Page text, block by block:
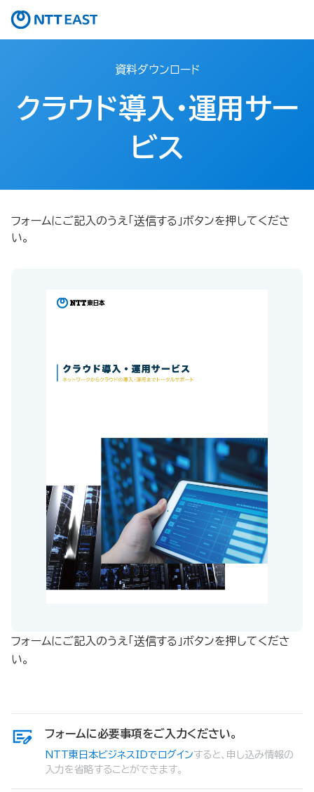
資料ダウンロード
クラウド導入・運用サー
ビス
フォームにご記入のうえ「送信する」ボタンを押してくださ
い。
フォームにご記入のうえ「送信する」ボタンを押してくださ
い。
フォームに必要事項をご入力ください。
NTT東日本ビジネスIDでログインすると、申し込み情報の
入力を省略することができます。